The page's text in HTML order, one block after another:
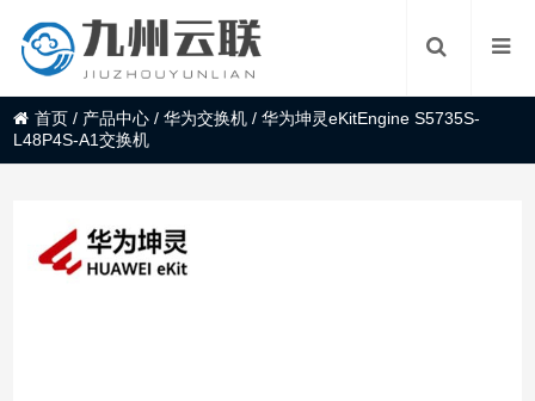
首页 / 产品中心 /华为交换机 /华为坤灵eKitEngine S5735S-
L48P4S-A1交换机